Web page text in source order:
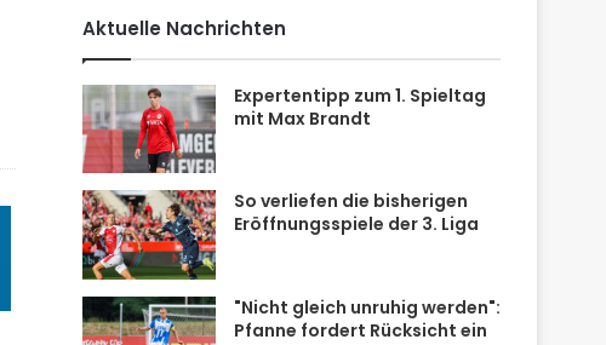
Aktuelle Nachrichten
Expertentipp zum 1. Spieltag
mit Max Brandt
So verliefen die bisherigen
Eröffnungsspiele der 3. Liga
"Nicht gleich unruhig werden":
Pfanne fordert Rücksicht ein